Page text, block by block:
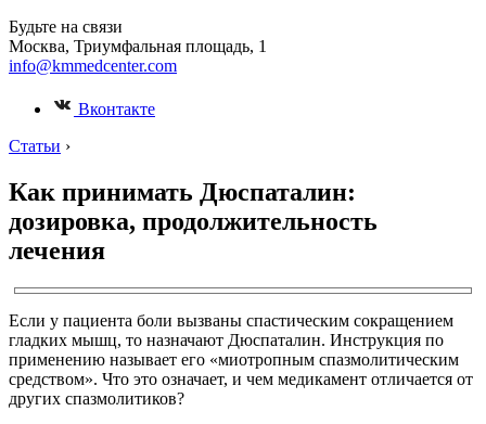
Будьте на связи
Москва, Триумфальная площадь, 1
info@kmmedcenter.com
Вконтакте
Статьи ›
Как принимать Дюспаталин:
дозировка, продолжительность
лечения
Если у пациента боли вызваны спастическим сокращением
гладких мышц, то назначают Дюспаталин. Инструкция по
применению называет его «миотропным спазмолитическим
средством». Что это означает, и чем медикамент отличается от
других спазмолитиков?